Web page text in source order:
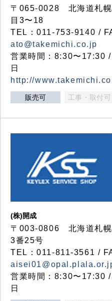
〒065-0028 北海道札幌
目3〜18
TEL：011-753-9140 /
ato@takemichi.co.jp
営業時間：8:30〜17:30
日
http://
販売可 工事・取付可
(株)開成
〒003-0806 北海道札幌
3番25号
TEL：011-811-3561 /
営業時間：8:30〜17:30
日